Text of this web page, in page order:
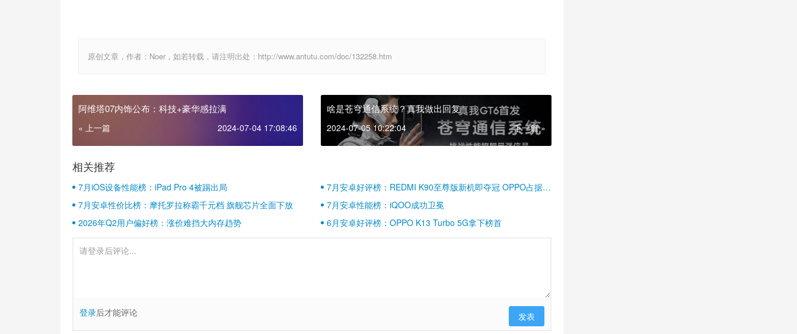
原创文章，作者：Noer，如若转载，请注明出处：http://www.antutu.com/doc/132258.htm
阿维塔07内饰公布：科技+豪华感拉满
« 上一篇 2024-07-04 17:08:46
啥是苍穹通信系统？真我做出回复
2024-07-05 10:22:04 下一篇 »
相关推荐
7月iOS设备性能榜：iPad Pro 4被踢出局
7月安卓好评榜：REDMI K90至尊版新机即夺冠 OPPO占据半
壁江山
7月安卓性价比榜：摩托罗拉称霸千元档 旗舰芯片全面下放
7月安卓性能榜：iQOO成功卫冕
2026年Q2用户偏好榜：涨价难挡大内存趋势
6月安卓好评榜：OPPO K13 Turbo 5G拿下榜首
登录后才能评论 发表